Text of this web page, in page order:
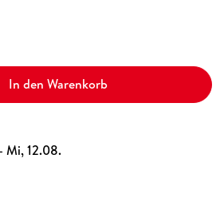
In den Warenkorb
Mi, 12.08.